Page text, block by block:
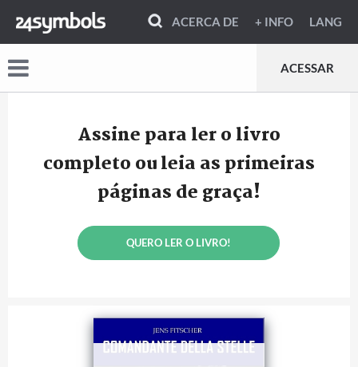
ACERCA DE + INFO LANG
ACESSAR
Assine para ler o livro
completo ou leia as primeiras
páginas de graça!
QUERO LER O LIVRO!